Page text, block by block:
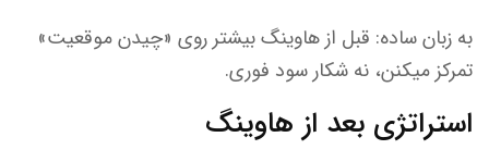
به زبان ساده: قبل از هاوینگ بیشتر روی «چیدن موقعیت»
تمرکز میکنن، نه شکار سود فوری.
استراتژی بعد از هاوینگ